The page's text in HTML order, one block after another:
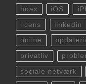
hoax iOS
licens linkedin
online
privatliv
sociale netværk